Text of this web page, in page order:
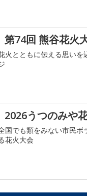
第74回 熊谷花火
火とともに伝える思いを
2026うつのみや
国でも類をみない市民ボ
花火大会